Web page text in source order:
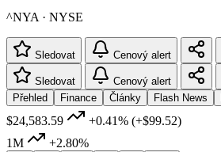
^NYA · NYSE
Sledovat Cenový alert
Sledovat
Cenový alert
Přehled
Finance Články Flash News
$24,583.59 +0.41% (+$99.52)
1M
+2.80%